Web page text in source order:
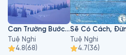
Can Trường Bước Tiếp
Tuệ Nghi
4.8(68)
Tuệ Nghi
4.7(36)